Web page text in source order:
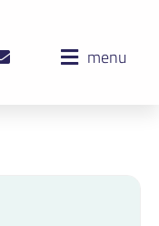
menu